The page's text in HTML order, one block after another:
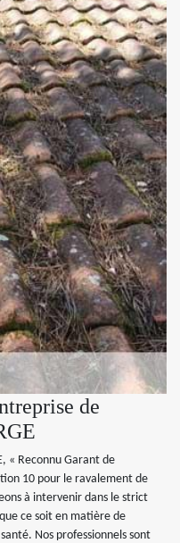
de
« Reconnu Garant de
10 pour le ravalement de
à intervenir dans le strict
ce soit en matière de
Nos professionnels sont